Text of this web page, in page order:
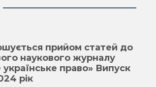
прийом статей до
наукового журналу
право» Випуск
рік